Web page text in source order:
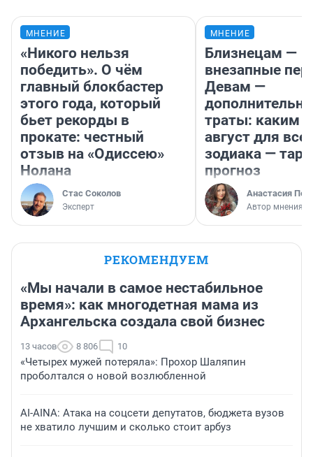
МНЕНИЕ
«Никого нельзя
победить». О чём
главный блокбастер
этого года, который
бьет рекорды в
прокате: честный
отзыв на «Одиссею»
Нолана
Стас Соколов
Эксперт
МНЕНИЕ
Близнецам —
внезапные
Девам —
траты: каким
август для
зодиака —
прогноз
Анастасия
Автор мнения
РЕКОМЕНДУЕМ
«Мы начали в самое нестабильное
время»: как многодетная мама из
Архангельска создала свой бизнес
13 часов 8 806 10
«Четырех мужей потеряла»: Прохор Шаляпин
проболтался о новой возлюбленной
AI-AINA: Атака на соцсети депутатов, бюджета вузов
не хватило лучшим и сколько стоит арбуз